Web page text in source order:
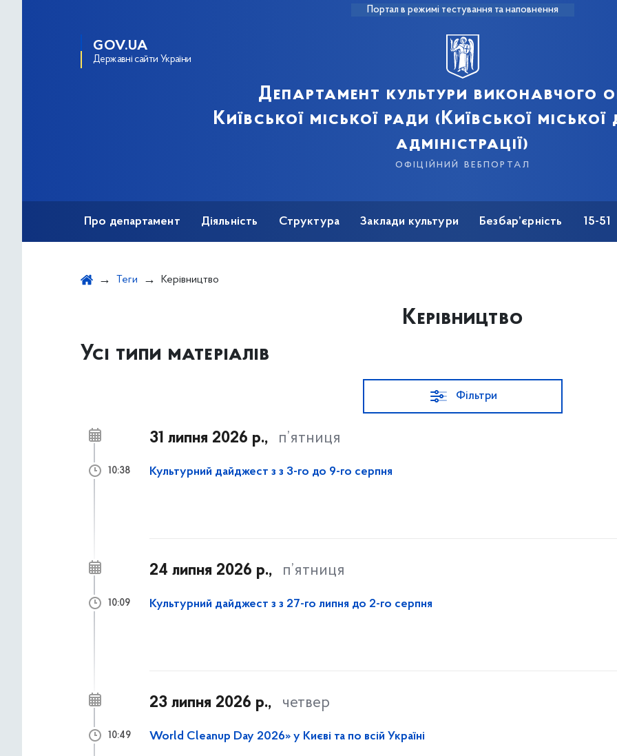
Портал в режимі тестування та наповнення
GOV.UA
Державні сайти України
Департамент культури виконавчого
Київської міської ради (Київської
адміністрації)
офіційний вебпортал
Про департамент Діяльність Структура Заклади культури Безбар’єрність 15-51
Теги Керівництво
Керівництво
Усі типи матеріалів
Фільтри
31 липня 2026 р., п’ятниця
Культурний дайджест з з 3-го до 9-го серпня
10:38
24 липня 2026 р., п’ятниця
Культурний дайджест з з 27-го липня до 2-го серпня
10:09
23 липня 2026 р., четвер
World Cleanup Day 2026» у Києві та по всій Україні
10:49